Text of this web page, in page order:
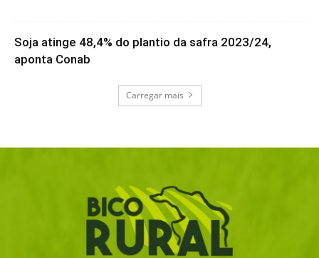
Soja atinge 48,4% do plantio da safra 2023/24,
aponta Conab
Carregar mais